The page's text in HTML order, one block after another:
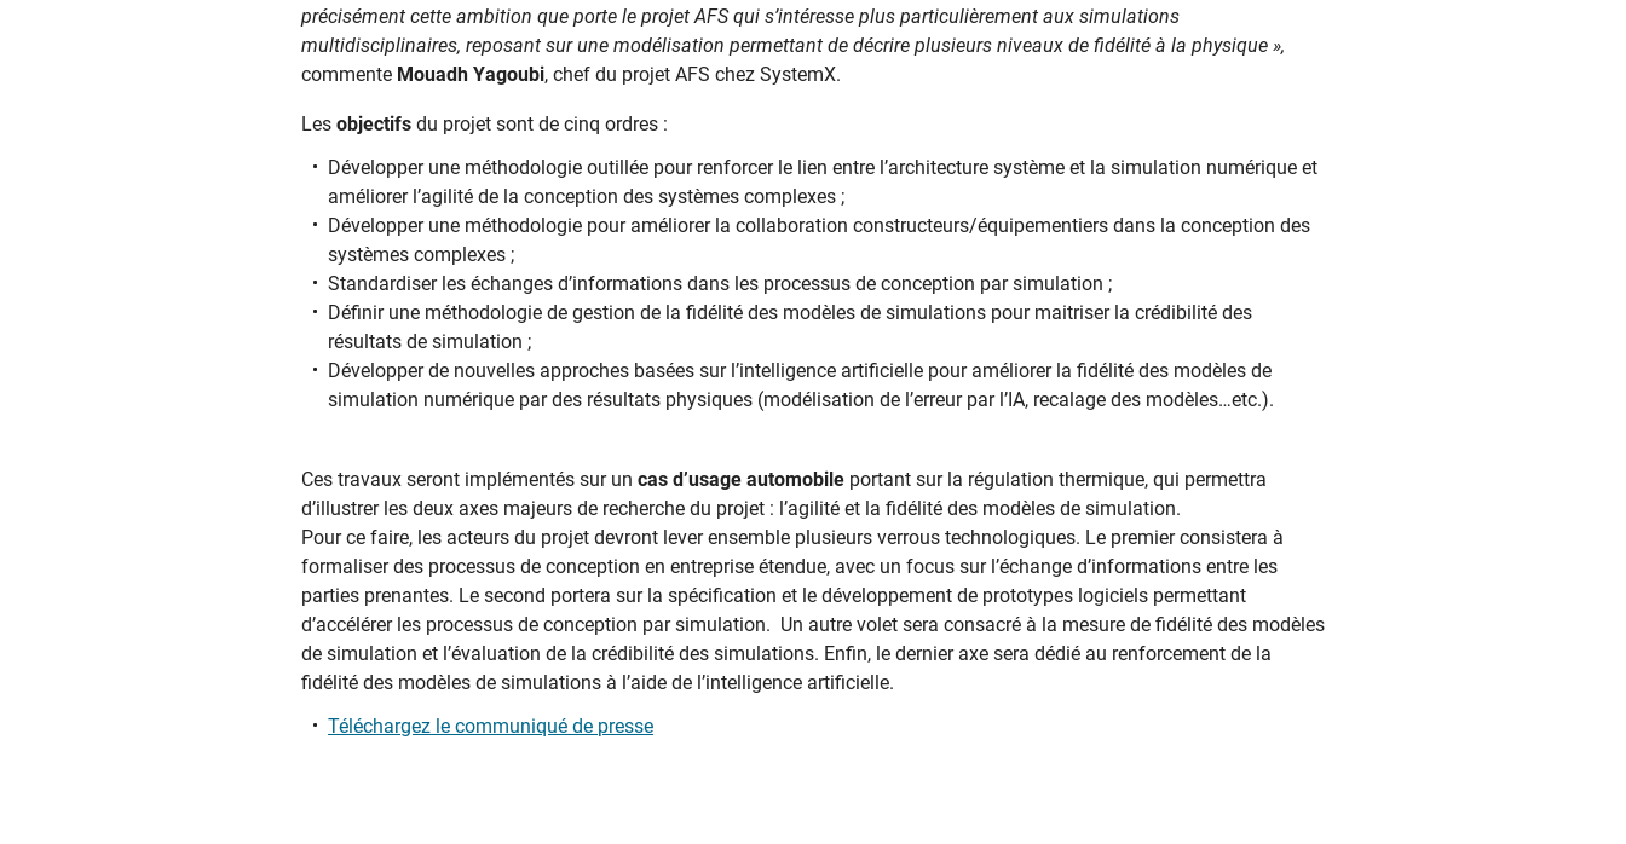
précisément cette ambition que porte le projet AFS qui s’intéresse plus particulièrement aux simulations
multidisciplinaires, reposant sur une modélisation permettant de décrire plusieurs niveaux de fidélité à la physique »,
commente Mouadh Yagoubi, chef du projet AFS chez SystemX.
Les objectifsdu projet sont de cinq ordres :
Développer une méthodologie outillée pour renforcer le lien entre l’architecture système et la simulation numérique et
améliorer l’agilité de la conception des systèmes complexes ;
Développer une méthodologie pour améliorer la collaboration constructeurs/équipementiers dans la conception des
systèmes complexes ;
Standardiser les échanges d’informations dans les processus de conception par simulation ;
Définir une méthodologie de gestion de la fidélité des modèles de simulations pour maitriser la crédibilité des
résultats de simulation ;
Développer de nouvelles approches basées sur l’intelligence artificielle pour améliorer la fidélité des modèles de
simulation numérique par des résultats physiques (modélisation de l’erreur par l’IA, recalage des modèles…etc.).
Ces travaux seront implémentés sur un cas d’usage automobileportant sur la régulation thermique, qui permettra
d’illustrer les deux axes majeurs de recherche du projet : l’agilité et la fidélité des modèles de simulation.
Pour ce faire, les acteurs du projet devront lever ensemble plusieurs verrous technologiques. Le premier consistera à
formaliser des processus de conception en entreprise étendue, avec un focus sur l’échange d’informations entre les
parties prenantes. Le second portera sur la spécification et le développement de prototypes logiciels permettant
d’accélérer les processus de conception par simulation. Un autre volet sera consacré à la mesure de fidélité des modèles
de simulation et l’évaluation de la crédibilité des simulations. Enfin, le dernier axe sera dédié au renforcement de la
fidélité des modèles de simulations à l’aide de l’intelligence artificielle.
Téléchargez le communiqué de presse